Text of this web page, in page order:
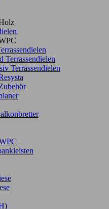
Terrassendielen
Terrassendielen